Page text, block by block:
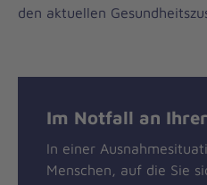
den aktuellen
Im Notfall an
In einer
Menschen, auf die Sie